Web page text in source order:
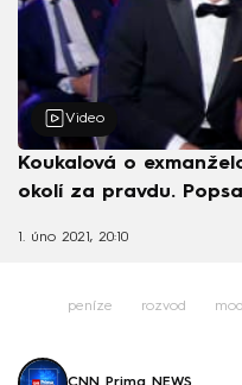
Video
Koukalová o
okolí za pravdu.
1. úno 2021, 20:10
peníze rozvod